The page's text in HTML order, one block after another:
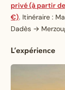
privé (à partir
€). Itinéraire :
Dadès →
L’expérience